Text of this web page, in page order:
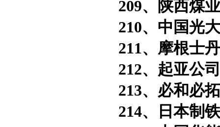
209、陕西煤业
210、中国光大
211、摩根士丹
212、起亚公司
213、必和必拓
214、日本制铁